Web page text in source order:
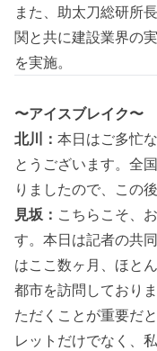
また、助太刀総研所
関と共に建設業界の
を実施。
〜アイスブレイク〜
北川： 本日はご多忙
とうございます。全
りましたので、この
見坂： こちらこそ、
す。本日は記者の共
はここ数ヶ月、ほと
都市を訪問しており
ただくことが重要だ
レットだけでなく、